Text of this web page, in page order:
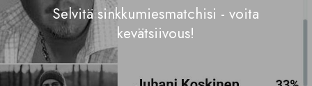
Selvitä sinkkumiesmatchisi - voita
kevätsiivous!